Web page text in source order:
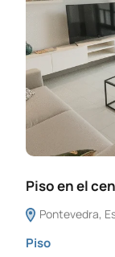
Piso en el
Pontevedra,
Piso